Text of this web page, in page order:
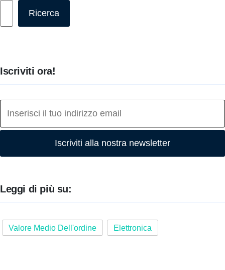
Ricerca
Iscriviti ora!
Iscriviti alla nostra newsletter
Leggi di più su:
Valore Medio Dell'ordine Elettronica